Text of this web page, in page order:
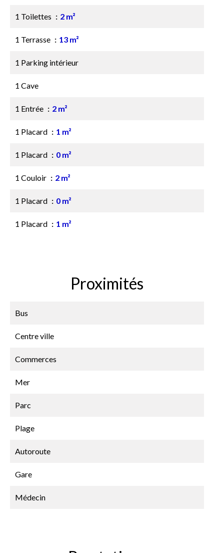
1 Toilettes 2 m²
1 Terrasse 13 m²
1 Parking intérieur
1 Cave
1 Entrée 2 m²
1 Placard 1 m²
1 Placard 0 m²
1 Couloir 2 m²
1 Placard 0 m²
1 Placard 1 m²
Proximités
Bus
Centre ville
Commerces
Mer
Parc
Plage
Autoroute
Gare
Médecin